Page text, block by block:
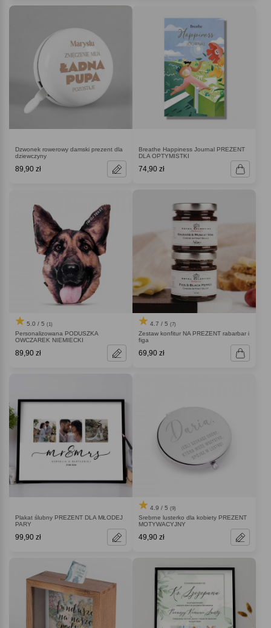
Dzwonek rowerowy damski prezent dla
dziewczyny
89,90 zł
Breathe Happiness Journal PREZENT
DLA OPTYMISTKI
74,90 zł
5.0 / 5 (1)
Personalizowana PODUSZKA
OWCZAREK NIEMIECKI
89,90 zł
4.7 / 5 (7)
Zestaw konfitur NA PREZENT rabarbar i
figa
69,90 zł
Plakat ślubny PREZENT DLA MŁODEJ
PARY
99,90 zł
4.9 / 5 (9)
Srebrne lusterko dla kobiety PREZENT
MOTYWACYJNY
49,90 zł